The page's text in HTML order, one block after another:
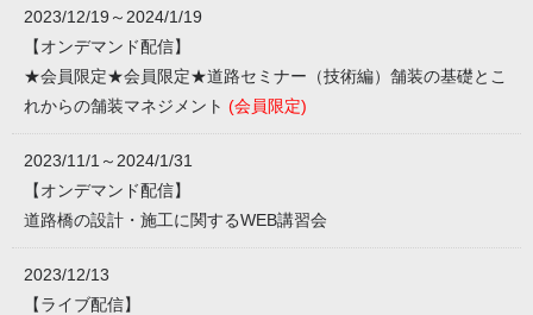
2023/12/19～2024/1/19
【オンデマンド配信】
★会員限定★会員限定★道路セミナー（技術編）舗装の基礎とこ
れからの舗装マネジメント (会員限定)
2023/11/1～2024/1/31
【オンデマンド配信】
道路橋の設計・施工に関するWEB講習会
2023/12/13
【ライブ配信】